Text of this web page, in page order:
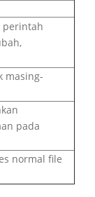
perintah
masing-
pada
normal file